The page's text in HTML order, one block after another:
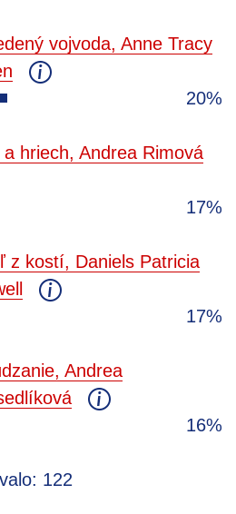
vojvoda, Anne Tracy
20%
a hriech, Andrea Rimová
17%
z kostí, Daniels Patricia
17%
Andrea
16%
122